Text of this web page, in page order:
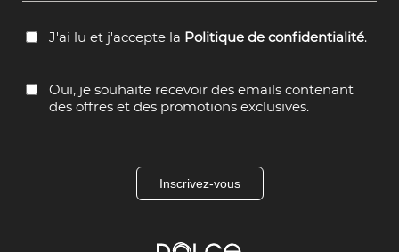
J'ai lu et j'accepte la Politique de confidentialité.
Oui, je souhaite recevoir des emails contenant
des offres et des promotions exclusives.
Inscrivez-vous